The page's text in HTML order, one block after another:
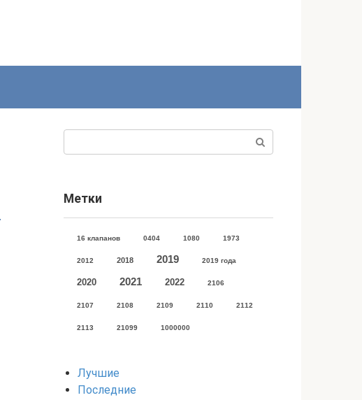
Метки
16 клапанов 0404 1080 1973
2012 2018 2019 2019 года
2020 2021 2022 2106
2107 2108 2109 2110 2112
2113 21099 1000000
Лучшие
Последние